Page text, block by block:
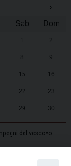
›
Sab Dom
1 2
8 9
15 16
22 23
29 30
5 6
del vescovo